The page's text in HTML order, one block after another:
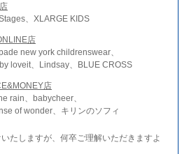
、XLARGE KIDS
店
new york childrenswear、
loveit、Lindsay、BLUE CROSS
店
rain、babycheer、
of wonder、キリンのソフィ
たしますが、何卒ご理解いただきますよ